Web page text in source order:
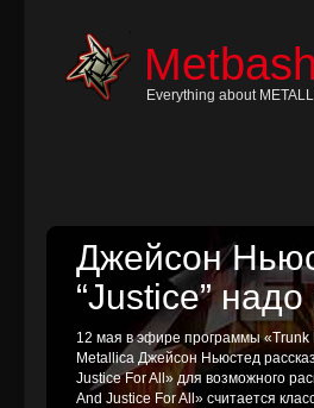
Metbash
Everything about
Джейсон
“Justice”
12 мая в эфире программы «Trunk
Metallica Джейсон Ньюстед
Justice For All» для возможного
And Justice For All» считается